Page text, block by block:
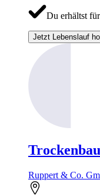
Du erhältst
Jetzt Lebenslauf
Ruppert & Co.